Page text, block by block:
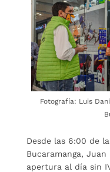
Fotografía: Luis
Desde las 6:00 de
Bucaramanga, Juan
apertura al día sin